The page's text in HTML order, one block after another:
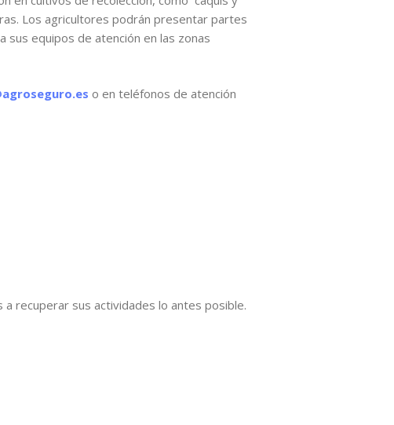
Los agricultores podrán presentar partes
sus equipos de atención en las zonas
o en teléfonos de atención
recuperar sus actividades lo antes posible.